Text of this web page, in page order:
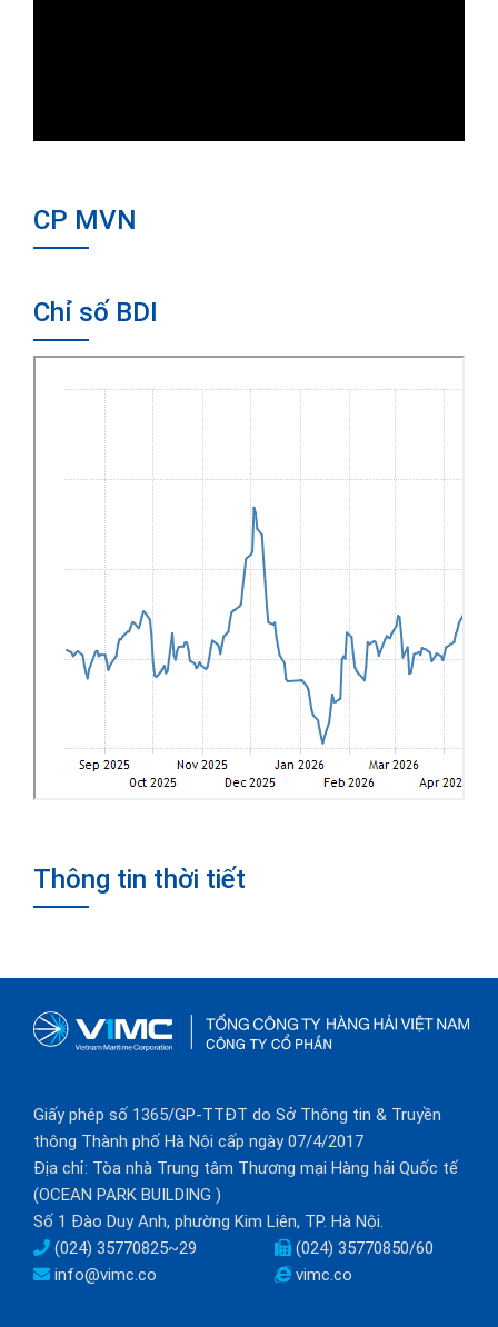
CP MVN
Chỉ số BDI
Thông tin thời tiết
Giấy phép số 1365/GP-TTĐT do Sở Thông tin & Truyền
thông Thành phố Hà Nội cấp ngày 07/4/2017
Địa chỉ: Tòa nhà Trung tâm Thương mại Hàng hải Quốc tế
(OCEAN PARK BUILDING )
Số 1 Đào Duy Anh, phường Kim Liên, TP. Hà Nội.
(024) 35770825~29
(024) 35770850/60
info@vimc.co
vimc.co